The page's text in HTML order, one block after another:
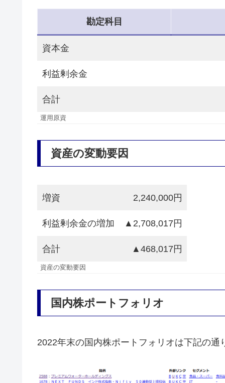
勘定科目
資本金
利益剰余金
合計
運用原資
資産の変動要因
増資 2,240,000円
利益剰余金の増加 ▲2,708,017円
合計 ▲468,017円
資産の変動要因
国内株ポートフォリオ
2022年末の国内株ポートフォリオは下記の通